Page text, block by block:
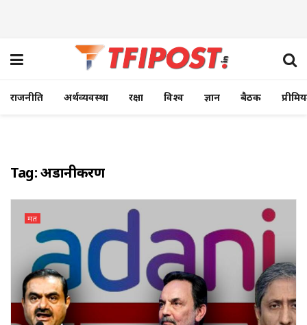
राजनीति अर्थव्यवस्था रक्षा विश्व ज्ञान बैठक
Tag:अडानीकरण
मत